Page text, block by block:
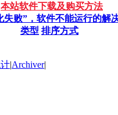
本站软件下载及购买方法
失败”，软件不能运行的解
类型 排序方式
|Archiver|